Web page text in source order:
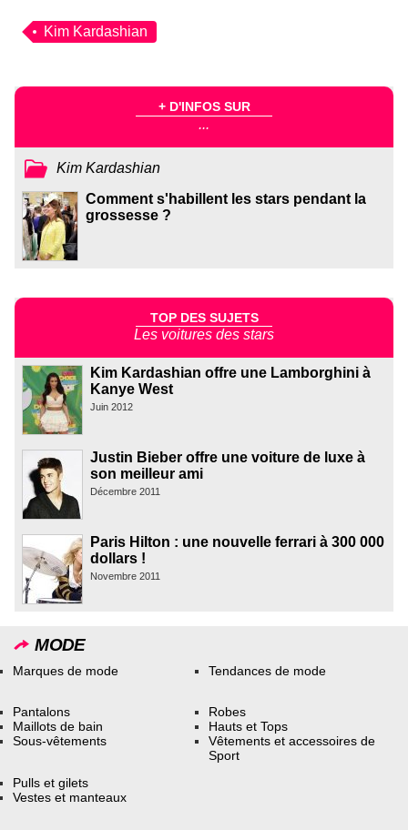
Kim Kardashian
+ D'INFOS SUR
...
Kim Kardashian
Comment s'habillent les stars pendant la
grossesse ?
TOP DES SUJETS
Les voitures des stars
Kim Kardashian offre une Lamborghini à
Kanye West
Juin 2012
Justin Bieber offre une voiture de luxe à
son meilleur ami
Décembre 2011
Paris Hilton : une nouvelle ferrari à 300 000
dollars !
Novembre 2011
MODE
Marques de mode Tendances de mode
Pantalons
Maillots de bain
Sous-vêtements
Robes
Hauts et Tops
Vêtements et accessoires de
Sport
Pulls et gilets
Vestes et manteaux